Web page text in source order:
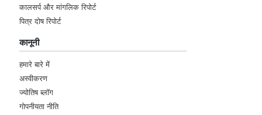
कालसर्प और मांगलिक रिपोर्ट
पित्र दोष रिपोर्ट
कानूनी
हमारे बारे में
अस्वीकरण
ज्योतिष ब्लॉग
गोपनीयता नीति